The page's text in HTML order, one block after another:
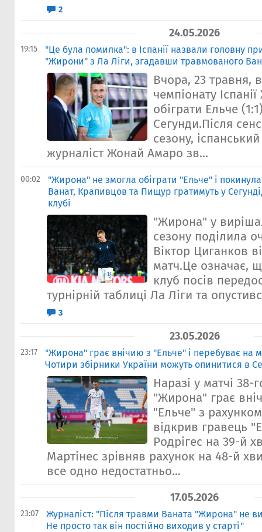
2
24.05.2026
19:15
"Це була помилка": в Іспанії назвали головну
"Жирони" з Ла Ліги, згадавши травмованого
Вчора, 23 травня,
чемпіонату
обіграти Ельче
Сегунди.Після
сезону,
журналіст Жонай Амаро зв...
00:02
"Жирона" не змогла обіграти "Ельче" і
Ванат, Крапивцов та Пищур гратимуть у
клубі
"Жирона" у
сезону поділила
Віктор Циганков
матч.Це означає,
клуб посів
турнірній таблиці Ла Ліги та
3
23.05.2026
23:17
"Жирона" грає внічию з "Ельче" і перебуває на
Чотири збірники України можуть опинитися в
Наразі у матчі 38-
"Жирона" грає
"Ельче" з
відкрив гравець
Родрігес на 39-й
Мартінес зрівняв рахунок на 48-й
все одно недостатньо...
17.05.2026
23:07
Журналіст: "Після травми Ваната "Жирона" не
Не просто так він постійно виходив у старті"